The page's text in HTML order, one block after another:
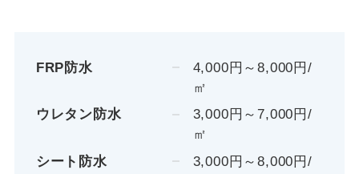
FRP防水
4,000円～8,000円/
㎡
ウレタン防水
3,000円～7,000円/
㎡
シート防水
3,000円～8,000円/